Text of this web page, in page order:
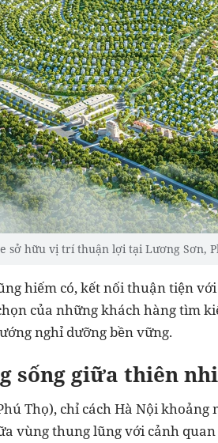
sở hữu vị trí thuận lợi tại Lương Sơn,
hiếm có, kết nối thuận tiện
của những khách hàng tìm
nghỉ dưỡng bền vững.
sống giữa thiên
Thọ), chỉ cách Hà Nội
vùng thung lũng với cảnh